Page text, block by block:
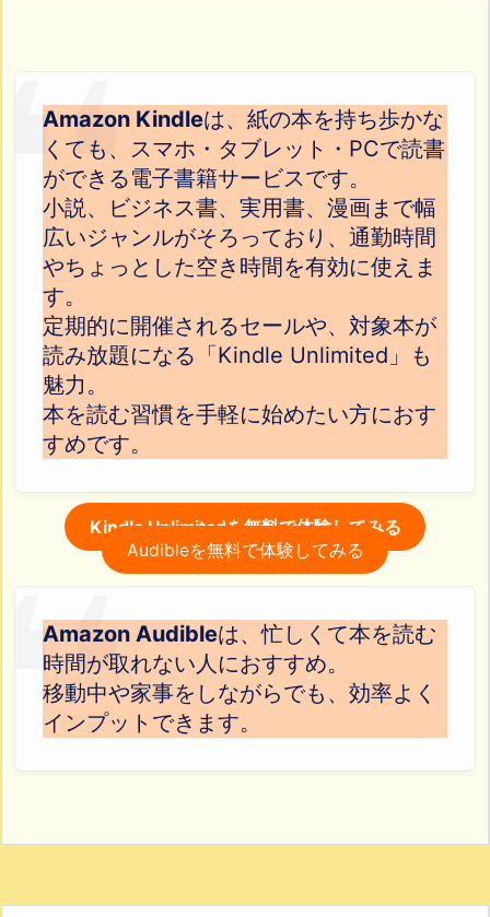
Amazon Kindleは、紙の本を持ち歩かな
くても、スマホ・タブレット・PCで読書
ができる電子書籍サービスです。
小説、ビジネス書、実用書、漫画まで幅
広いジャンルがそろっており、通勤時間
やちょっとした空き時間を有効に使えま
す。
定期的に開催されるセールや、対象本が
読み放題になる「Kindle Unlimited」も
魅力。
本を読む習慣を手軽に始めたい方におす
すめです。
Kindle Unlimitedを無料で体験してみる
Audibleを無料で体験してみる
Amazon Audibleは、忙しくて本を読む
時間が取れない人におすすめ。
移動中や家事をしながらでも、効率よく
インプットできます。